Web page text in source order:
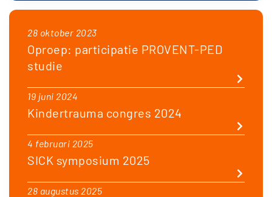
28 oktober 2023
Oproep: participatie PROVENT-PED
studie
19 juni 2024
Kindertrauma congres 2024
4 februari 2025
SICK symposium 2025
28 augustus 2025